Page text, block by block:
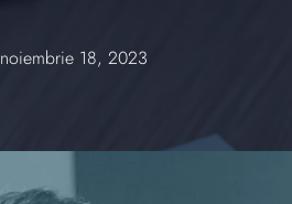
noiembrie 18, 2023